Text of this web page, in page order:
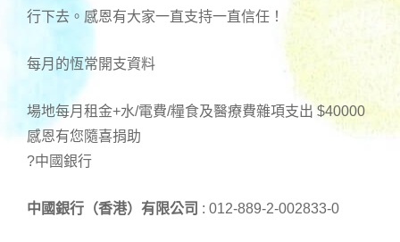
行下去。感恩有大家一直支持一直信任！
每月的恆常開支資料
場地每月租金+水/電費/糧食及醫療費雜項支出 $40000
感恩有您隨喜捐助
?中國銀行
中國銀行（香港）有限公司 : 012-889-2-002833-0